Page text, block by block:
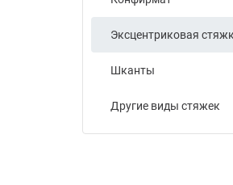
Эксцентриковая
Шканты
Другие виды стяжек